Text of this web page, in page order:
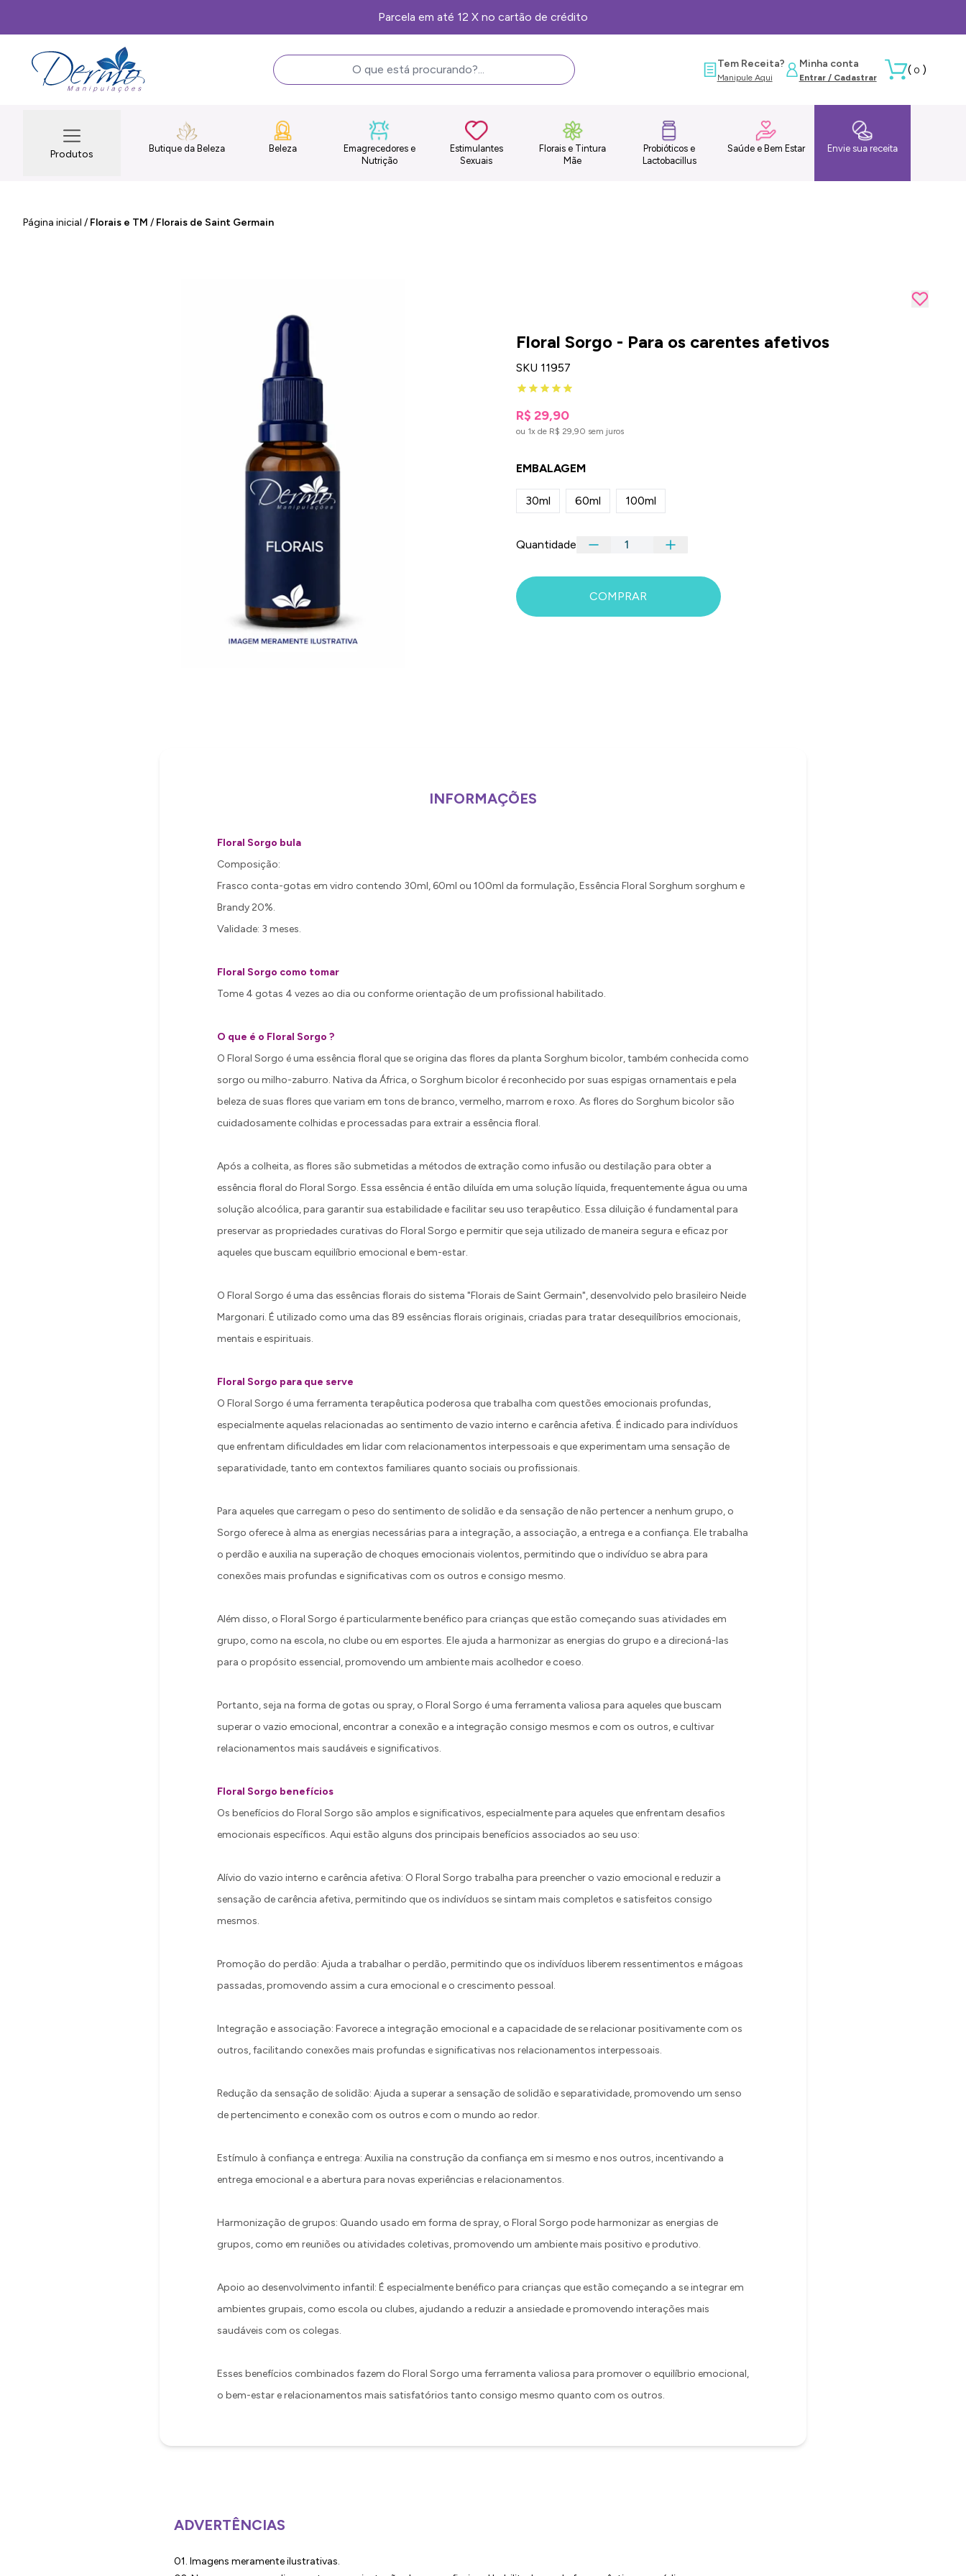
Frete Grátis, consulte as condições
Minha conta
Entrar / Cadastrar
Tem Receita?
Manipule Aqui
( 0 )
Produtos Butique da Beleza Beleza
Emagrecedores e
Nutrição
Estimulantes
Sexuais
Florais e Tintura
Mãe
Probióticos e
Lactobacillus
Saúde e Bem Estar Envie sua receita
Página inicial / Florais e TM / Florais de Saint Germain
Floral Sorgo - Para os carentes afetivos
SKU 11957
R$ 29,90
ou 1x de R$ 29,90 sem juros
EMBALAGEM
30ml 60ml 100ml
Quantidade
COMPRAR
INFORMAÇÕES
Floral Sorgo bula
Composição:
Frasco conta-gotas em vidro contendo 30ml, 60ml ou 100ml da formulação, Essência Floral Sorghum sorghum e
Brandy 20%.
Validade: 3 meses.
Floral Sorgo como tomar
Tome 4 gotas 4 vezes ao dia ou conforme orientação de um profissional habilitado.
O que é o Floral Sorgo ?
O Floral Sorgo é uma essência floral que se origina das flores da planta Sorghum bicolor, também conhecida como
sorgo ou milho-zaburro. Nativa da África, o Sorghum bicolor é reconhecido por suas espigas ornamentais e pela
beleza de suas flores que variam em tons de branco, vermelho, marrom e roxo. As flores do Sorghum bicolor são
cuidadosamente colhidas e processadas para extrair a essência floral.
Após a colheita, as flores são submetidas a métodos de extração como infusão ou destilação para obter a
essência floral do Floral Sorgo. Essa essência é então diluída em uma solução líquida, frequentemente água ou uma
solução alcoólica, para garantir sua estabilidade e facilitar seu uso terapêutico. Essa diluição é fundamental para
preservar as propriedades curativas do Floral Sorgo e permitir que seja utilizado de maneira segura e eficaz por
aqueles que buscam equilíbrio emocional e bem-estar.
O Floral Sorgo é uma das essências florais do sistema "Florais de Saint Germain", desenvolvido pelo brasileiro Neide
Margonari. É utilizado como uma das 89 essências florais originais, criadas para tratar desequilíbrios emocionais,
mentais e espirituais.
Floral Sorgo para que serve
O Floral Sorgo é uma ferramenta terapêutica poderosa que trabalha com questões emocionais profundas,
especialmente aquelas relacionadas ao sentimento de vazio interno e carência afetiva. É indicado para indivíduos
que enfrentam dificuldades em lidar com relacionamentos interpessoais e que experimentam uma sensação de
separatividade, tanto em contextos familiares quanto sociais ou profissionais.
Para aqueles que carregam o peso do sentimento de solidão e da sensação de não pertencer a nenhum grupo, o
Sorgo oferece à alma as energias necessárias para a integração, a associação, a entrega e a confiança. Ele trabalha
o perdão e auxilia na superação de choques emocionais violentos, permitindo que o indivíduo se abra para
conexões mais profundas e significativas com os outros e consigo mesmo.
Além disso, o Floral Sorgo é particularmente benéfico para crianças que estão começando suas atividades em
grupo, como na escola, no clube ou em esportes. Ele ajuda a harmonizar as energias do grupo e a direcioná-las
para o propósito essencial, promovendo um ambiente mais acolhedor e coeso.
Portanto, seja na forma de gotas ou spray, o Floral Sorgo é uma ferramenta valiosa para aqueles que buscam
superar o vazio emocional, encontrar a conexão e a integração consigo mesmos e com os outros, e cultivar
relacionamentos mais saudáveis e significativos.
Floral Sorgo benefícios
Os benefícios do Floral Sorgo são amplos e significativos, especialmente para aqueles que enfrentam desafios
emocionais específicos. Aqui estão alguns dos principais benefícios associados ao seu uso:
Alívio do vazio interno e carência afetiva: O Floral Sorgo trabalha para preencher o vazio emocional e reduzir a
sensação de carência afetiva, permitindo que os indivíduos se sintam mais completos e satisfeitos consigo
mesmos.
Promoção do perdão: Ajuda a trabalhar o perdão, permitindo que os indivíduos liberem ressentimentos e mágoas
passadas, promovendo assim a cura emocional e o crescimento pessoal.
Integração e associação: Favorece a integração emocional e a capacidade de se relacionar positivamente com os
outros, facilitando conexões mais profundas e significativas nos relacionamentos interpessoais.
Redução da sensação de solidão: Ajuda a superar a sensação de solidão e separatividade, promovendo um senso
de pertencimento e conexão com os outros e com o mundo ao redor.
Estímulo à confiança e entrega: Auxilia na construção da confiança em si mesmo e nos outros, incentivando a
entrega emocional e a abertura para novas experiências e relacionamentos.
Harmonização de grupos: Quando usado em forma de spray, o Floral Sorgo pode harmonizar as energias de
grupos, como em reuniões ou atividades coletivas, promovendo um ambiente mais positivo e produtivo.
Apoio ao desenvolvimento infantil: É especialmente benéfico para crianças que estão começando a se integrar em
ambientes grupais, como escola ou clubes, ajudando a reduzir a ansiedade e promovendo interações mais
saudáveis com os colegas.
Esses benefícios combinados fazem do Floral Sorgo uma ferramenta valiosa para promover o equilíbrio emocional,
o bem-estar e relacionamentos mais satisfatórios tanto consigo mesmo quanto com os outros.
ADVERTÊNCIAS
01. Imagens meramente ilustrativas.